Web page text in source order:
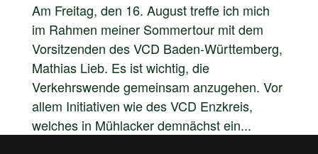
Am Freitag, den 16. August treffe ich mich
im Rahmen meiner Sommertour mit dem
Vorsitzenden des VCD Baden-Württemberg,
Mathias Lieb. Es ist wichtig, die
Verkehrswende gemeinsam anzugehen. Vor
allem Initiativen wie des VCD Enzkreis,
welches in Mühlacker demnächst ein...